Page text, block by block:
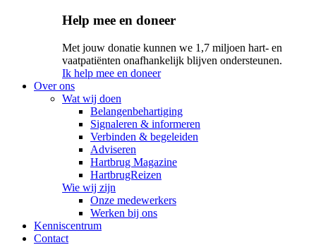
Help mee en doneer
Met jouw donatie kunnen we 1,7 miljoen hart- en
vaatpatiënten onafhankelijk blijven ondersteunen.
Ik help mee en doneer
Over ons
Wat wij doen
Belangenbehartiging
Signaleren & informeren
Verbinden & begeleiden
Adviseren
Hartbrug Magazine
HartbrugReizen
Wie wij zijn
Onze medewerkers
Werken bij ons
Kenniscentrum
Contact